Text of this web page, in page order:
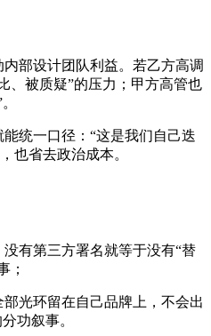
部设计团队利益。若乙方高调
、被质疑”的压力；甲方高管也
统一口径：“这是我们自己迭
也省去政治成本。
有第三方署名就等于没有“替
；
光环留在自己品牌上，不会出
功叙事。